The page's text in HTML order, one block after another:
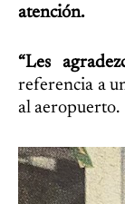
atención.
“Les
referencia a
al aeropuerto.